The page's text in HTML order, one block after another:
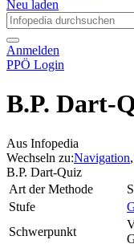
Neu laden
Anmelden
PPÖ Login
B.P. Dart-
Aus Infopedia
Wechseln zu:Navigation,
B.P. Dart-Quiz
Art der Methode
Stufe
Schwerpunkt